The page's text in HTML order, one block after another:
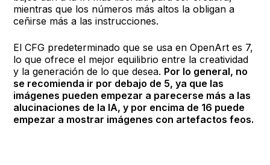
mientras que los números más altos la obligan a
ceñirse más a las instrucciones.
El CFG predeterminado que se usa en OpenArt es 7,
lo que ofrece el mejor equilibrio entre la creatividad
y la generación de lo que desea. Por lo general, no
se recomienda ir por debajo de 5, ya que las
imágenes pueden empezar a parecerse más a las
alucinaciones de la IA, y por encima de 16 puede
empezar a mostrar imágenes con artefactos feos.